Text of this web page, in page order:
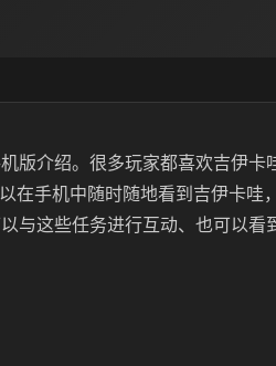
版介绍。很多玩家都喜欢吉伊卡
在手机中随时随地看到吉伊卡哇
与这些任务进行互动、也可以看